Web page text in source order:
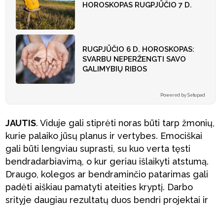
HOROSKOPAS RUGPJŪČIO 7 D.
RUGPJŪČIO 6 D. HOROSKOPAS:
SVARBU NEPERŽENGTI SAVO
GALIMYBIŲ RIBOS
Powered by Setupad
JAUTIS. Viduje gali stiprėti noras būti tarp žmonių,
kurie palaiko jūsų planus ir vertybes. Emociškai
gali būti lengviau suprasti, su kuo verta tęsti
bendradarbiavimą, o kur geriau išlaikyti atstumą.
Draugo, kolegos ar bendraminčio patarimas gali
padėti aiškiau pamatyti ateities kryptį. Darbo
srityje daugiau rezultatų duos bendri projektai ir